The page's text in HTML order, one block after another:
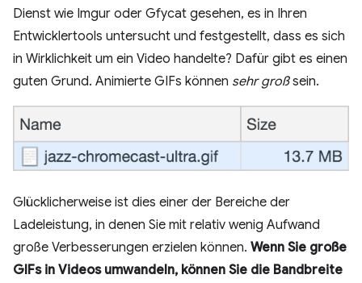
Dienst wie Imgur oder Gfycat gesehen, es in Ihren
Entwicklertools untersucht und festgestellt, dass es sich
in Wirklichkeit um ein Video handelte? Dafür gibt es einen
guten Grund. Animierte GIFs können sehr großsein.
Glücklicherweise ist dies einer der Bereiche der
Ladeleistung, in denen Sie mit relativ wenig Aufwand
große Verbesserungen erzielen können. Wenn Sie große
GIFs in Videos umwandeln, können Sie die Bandbreite